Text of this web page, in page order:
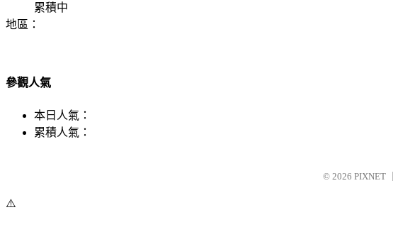
累積中
地區：
參觀人氣
本日人氣：
累積人氣：
© 2026 PIXNET
⚠️